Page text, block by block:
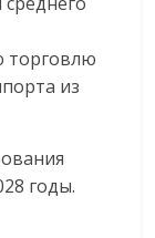
торговлю
из
годы.